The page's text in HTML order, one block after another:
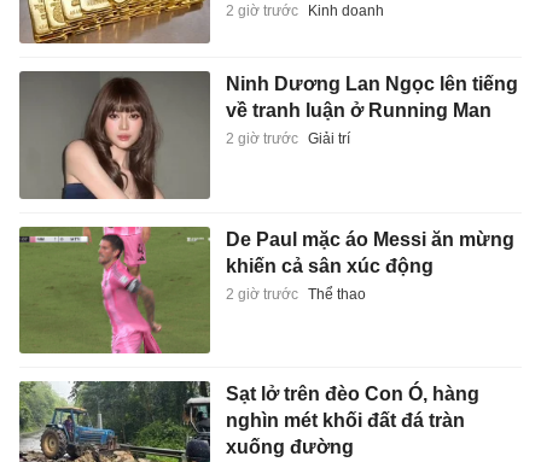
2 giờ trước Kinh doanh
Ninh Dương Lan Ngọc lên tiếng
về tranh luận ở Running Man
2 giờ trước Giải trí
De Paul mặc áo Messi ăn mừng
khiến cả sân xúc động
2 giờ trước Thể thao
Sạt lở trên đèo Con Ó, hàng
nghìn mét khối đất đá tràn
xuống đường